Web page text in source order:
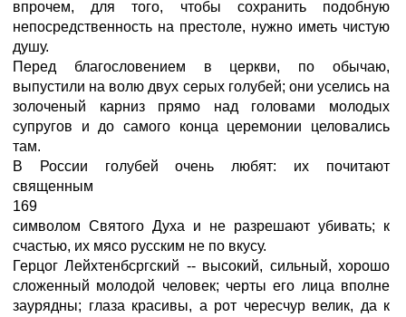
впрочем, для того, чтобы сохранить подобную
непосредственность на престоле, нужно иметь чистую
душу.
Перед благословением в церкви, по обычаю,
выпустили на волю двух серых голубей; они уселись на
золоченый карниз прямо над головами молодых
супругов и до самого конца церемонии целовались
там.
В России голубей очень любят: их почитают
священным
169
символом Святого Духа и не разрешают убивать; к
счастью, их мясо русским не по вкусу.
Герцог Лейхтенбсргский -- высокий, сильный, хорошо
сложенный молодой человек; черты его лица вполне
заурядны; глаза красивы, а рот чересчур велик, да к